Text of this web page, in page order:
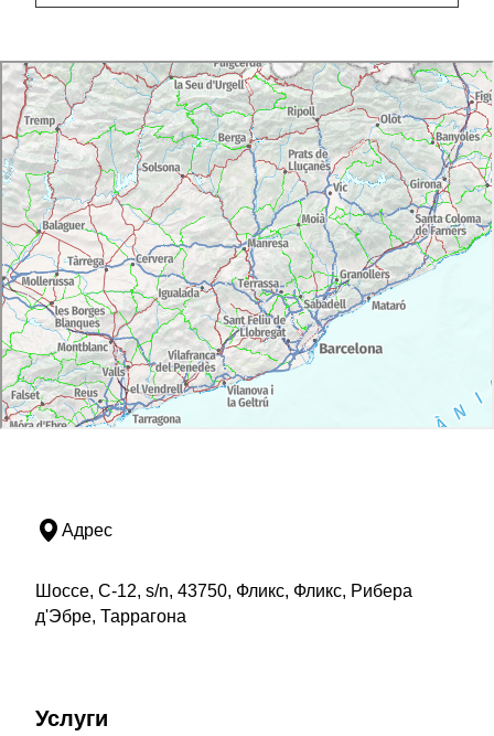
Адрес
Шоссе, C-12, s/n, 43750, Фликс, Фликс, Рибера
д'Эбре, Таррагона
Услуги